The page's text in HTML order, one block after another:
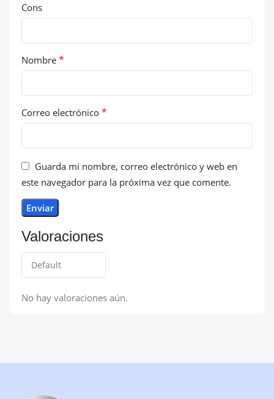
Valoraciones
No hay valoraciones aún.
Cons
Nombre *
Correo electrónico *
Guarda mi nombre, correo electrónico y web en
este navegador para la próxima vez que comente.